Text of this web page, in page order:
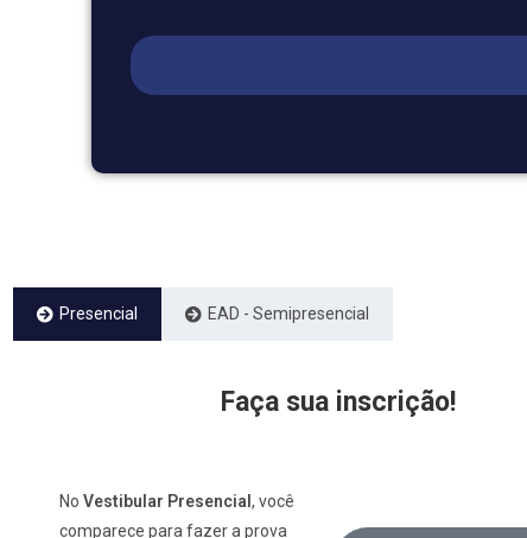
Presencial EAD - Semipresencial
Faça sua inscrição!
No Vestibular Presencial , você
comparece para fazer a prova